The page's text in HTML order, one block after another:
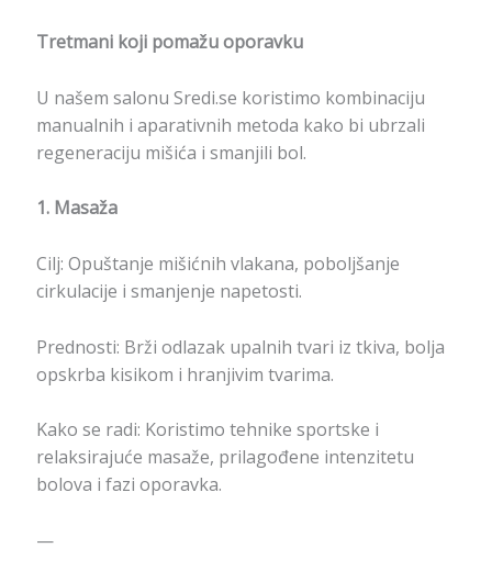
Tretmani koji pomažu oporavku
U našem salonu Sredi.se koristimo kombinaciju
manualnih i aparativnih metoda kako bi ubrzali
regeneraciju mišića i smanjili bol.
1. Masaža
Cilj: Opuštanje mišićnih vlakana, poboljšanje
cirkulacije i smanjenje napetosti.
Prednosti: Brži odlazak upalnih tvari iz tkiva, bolja
opskrba kisikom i hranjivim tvarima.
Kako se radi: Koristimo tehnike sportske i
relaksirajuće masaže, prilagođene intenzitetu
bolova i fazi oporavka.
—